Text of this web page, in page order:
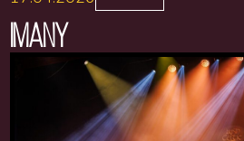
IMANY